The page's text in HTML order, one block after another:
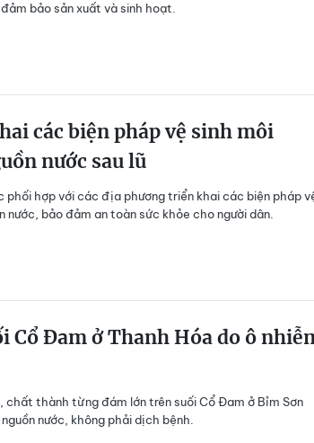
bảo sản xuất và sinh hoạt.
các biện pháp vệ sinh môi
nước sau lũ
hợp với các địa phương triển khai các biện pháp
nước, bảo đảm an toàn sức khỏe cho người dân.
Cổ Đam ở Thanh Hóa do ô
chất thành từng đám lớn trên suối Cổ Đam ở Bỉm Sơn
nước, không phải dịch bệnh.